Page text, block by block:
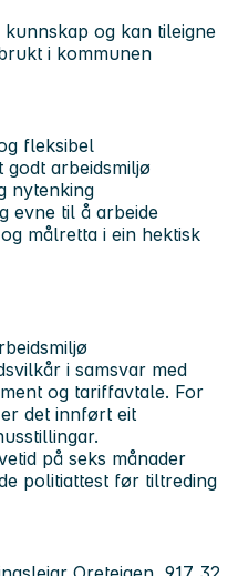
og kan tileigne
i kommunen
fleksibel
godt arbeidsmiljø
nytenking
evne til å arbeide
målretta i ein hektisk
i samsvar med
og tariffavtale. For
det innført eit
på seks månader
politiattest før tiltreding